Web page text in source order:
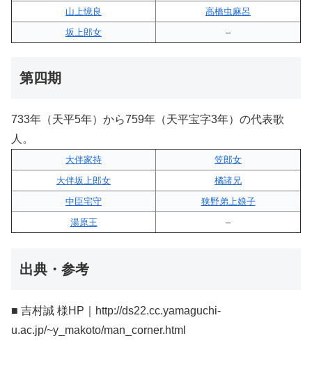
山上憶良
高橋虫麻呂
坂上郎女
–
第四期
733年（天平5年）から759年（天平宝字3年）の代表歌
人。
大伴家持
笠郎女
大伴坂上郎女
橘諸兄
中臣宅守
狭野弟上娘子
湯原王
–
出典・参考
■ 吉村誠 様HP｜http://ds22.cc.yamaguchi-
u.ac.jp/~y_makoto/man_corner.html